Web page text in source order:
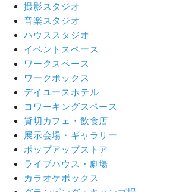
撮影スタジオ
音楽スタジオ
ハウススタジオ
イベントスペース
ワークスペース
ワークボックス
デイユースホテル
コワーキングスペース
貸切カフェ・飲食店
展示会場・ギャラリー
ポップアップストア
ライブハウス・劇場
カラオケボックス